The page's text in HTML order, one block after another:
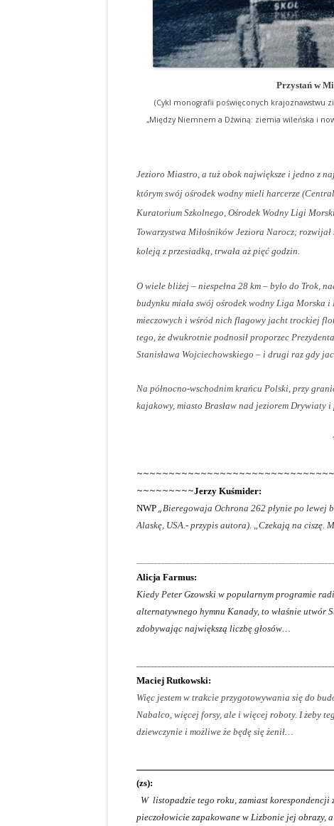
Przystań w
(Cykl monografii poświęconych krajoznawstwu
„Między Niemnem a Dźwiną: ziemia wileńska i
Jezioro Miastro, a tuż obok największe i jedno z
którym swój ośrodek wodny mieli harcerze
Kuratorium Szkolnego, Ośrodek Wodny Ligi
Towarzystwa Miłośników Jeziora Narocz;
koleją z przesiadką, trwała aż pięć godzin.
O wiele bliżej – niespełna 28 km – było do Trok,
budynku miała swój ośrodek wodny Liga
mieczowych i wśród nich flagowy jacht trockiej
tego, że dwukrotnie podnosił proporzec
Stanisława Wojciechowskiego – i drugi raz gdy
Na północno-wschodnim krańcu Polski, przy
kajakowy, miasto Brasław nad jeziorem
~~~~~~~~~Jerzy
NWP „Bieregowaja Ochrona 262 płynie po lewej
Alaskę, USA.- przypis autora). „Czekają na ciszę.
Alicja Farmus:
Kiedy Peter Gzowski w popularnym programie
alternatywnego hymnu Kanady, to właśnie utwór
zdobywając największą liczbę głosów…
Maciej Rutkowski:
Więc jestem w trakcie przygotowywania się do
Nabalco, więcej forsy, ale i więcej roboty. I żeby
dziewczynie i możliwe że będę się żenił…
(zs):
W listopadzie tego roku, zamiast
pieczołowicie zapakowane w Lizbonie jej